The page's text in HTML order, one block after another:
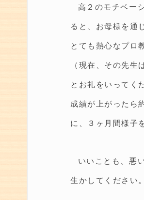
高２のモチベー
ると、お母様を通
とても熱心なプロ
（現在、その先
とお礼をいってく
成績が上がったら
に、３ヶ月間様子
いいことも、悪
生かしてください。